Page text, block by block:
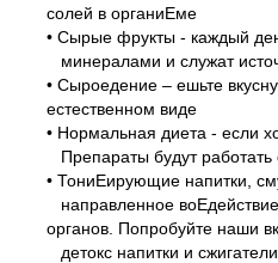
солей в органиЕме
• Сырые фрукты - каждый
минералами и служат
• Сыроедение – ешьте
естественном виде
• Нормальная диета - если
Препараты будут
• ТониЕирующие напитки,
направленное
органов. Попробуйте наши
детокс напитки и